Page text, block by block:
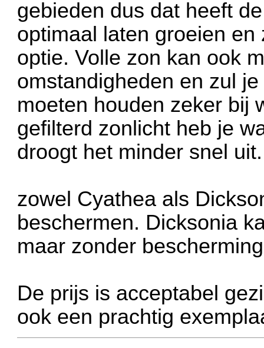
gebieden dus dat heeft
optimaal laten groeien
optie. Volle zon kan ook
omstandigheden en zul
moeten houden zeker bij
gefilterd zonlicht heb je
droogt het minder snel uit.
zowel Cyathea als
beschermen. Dicksonia
maar zonder
De prijs is acceptabel
ook een prachtig